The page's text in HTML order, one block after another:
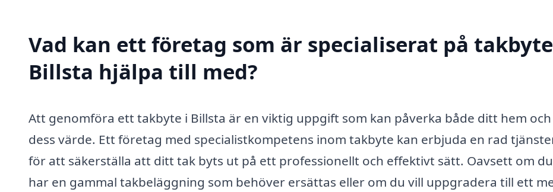
Vad kan ett företag som är specialiserat på
Billsta hjälpa till med?
Att genomföra ett takbyte i Billsta är en viktig uppgift som kan påverka både ditt hem och
dess värde. Ett företag med specialistkompetens inom takbyte kan erbjuda en rad
för att säkerställa att ditt tak byts ut på ett professionellt och effektivt sätt. Oavsett om du
har en gammal takbeläggning som behöver ersättas eller om du vill uppgradera till ett